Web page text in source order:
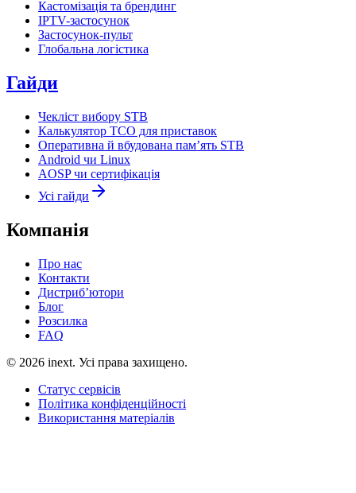
Кастомізація та брендинг
IPTV-застосунок
Застосунок-пульт
Глобальна логістика
Гайди
Чекліст вибору STB
Калькулятор TCO для приставок
Оперативна й вбудована пам’ять STB
Android чи Linux
AOSP чи сертифікація
Усі гайди
Компанія
Про нас
Контакти
Дистриб’ютори
Блог
Розсилка
FAQ
© 2026 inext. Усі права захищено.
Статус сервісів
Політика конфіденційності
Використання матеріалів